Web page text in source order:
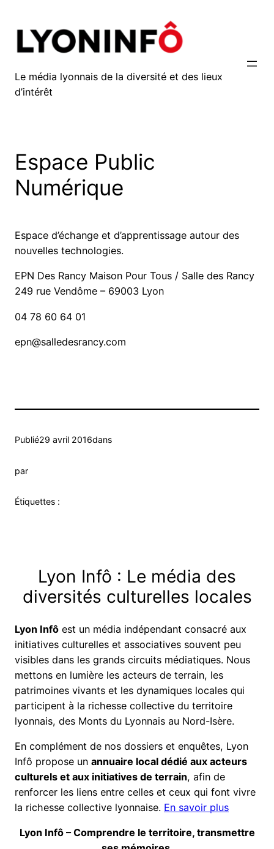
contenu
Le média lyonnais de la diversité et des lieux
d’intérêt
Espace Public
Numérique
Espace d’échange et d’apprentissage autour des
nouvelles technologies.
EPN Des Rancy Maison Pour Tous / Salle des Rancy
249 rue Vendôme – 69003 Lyon
04 78 60 64 01
epn@salledesrancy.com
Publié29 avril 2016dans
par
Étiquettes :
Lyon Infô : Le média des
diversités culturelles locales
Lyon Infô est un média indépendant consacré aux
initiatives culturelles et associatives souvent peu
visibles dans les grands circuits médiatiques. Nous
mettons en lumière les acteurs de terrain, les
patrimoines vivants et les dynamiques locales qui
participent à la richesse collective du territoire
lyonnais, des Monts du Lyonnais au Nord-Isère.
En complément de nos dossiers et enquêtes, Lyon
Infô propose un annuaire local dédié aux acteurs
culturels et aux initiatives de terrain, afin de
renforcer les liens entre celles et ceux qui font vivre
la richesse collective lyonnaise. En savoir plus
Lyon Infô – Comprendre le territoire, transmettre